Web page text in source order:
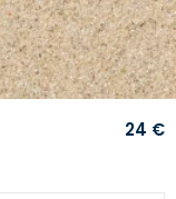
24 €